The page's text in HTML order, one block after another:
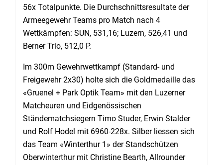
56x Totalpunkte. Die Durchschnittsresultate der
Armeegewehr Teams pro Match nach 4
Wettkämpfen: SUN, 531,16; Luzern, 526,41 und
Berner Trio, 512,0 P.
Im 300m Gewehrwettkampf (Standard- und
Freigewehr 2x30) holte sich die Goldmedaille das
«Gruenel + Park Optik Team» mit den Luzerner
Matcheuren und Eidgenössischen
Ständematchsiegern Timo Studer, Erwin Stalder
und Rolf Hodel mit 6960-228x. Silber liessen sich
das Team «Winterthur 1» der Standschützen
Oberwinterthur mit Christine Bearth, Allrounder